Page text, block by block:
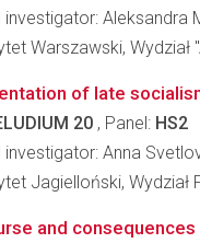
investigator: Aleksandra
Warszawski, Wydział
of late
20 , Panel: HS2
investigator: Anna
Jagielloński, Wydział
and